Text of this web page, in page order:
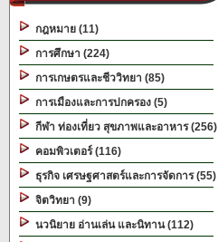
กฎหมาย (11)
การศึกษา (224)
การเกษตรและชีววิทยา (85)
การเมืองและการปกครอง (5)
กีฬา ท่องเที่ยว สุขภาพและอาหาร (256)
คอมพิวเตอร์ (116)
ธุรกิจ เศรษฐศาสตร์และการจัดการ (55)
จิตวิทยา (9)
นวนิยาย อ่านเล่น และนิทาน (112)